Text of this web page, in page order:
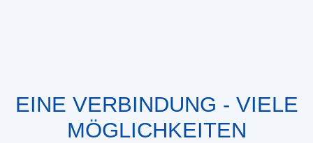
EINE VERBINDUNG - VIELE
MÖGLICHKEITEN